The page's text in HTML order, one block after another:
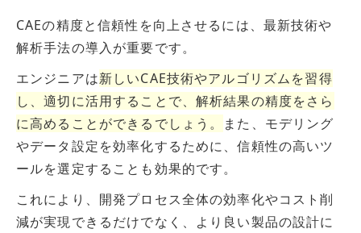
CAEの精度と信頼性を向上させるには、最新技術や
解析手法の導入が重要です。
エンジニアは新しいCAE技術やアルゴリズムを習得
し、適切に活用することで、解析結果の精度をさら
に高めることができるでしょう。
また、モデリング
やデータ設定を効率化するために、信頼性の高いツ
ールを選定することも効果的です。
これにより、開発プロセス全体の効率化やコスト削
減が実現できるだけでなく、より良い製品の設計に